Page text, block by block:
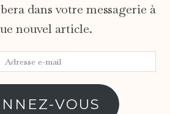
dans votre messagerie à
nouvel article.
VOUS